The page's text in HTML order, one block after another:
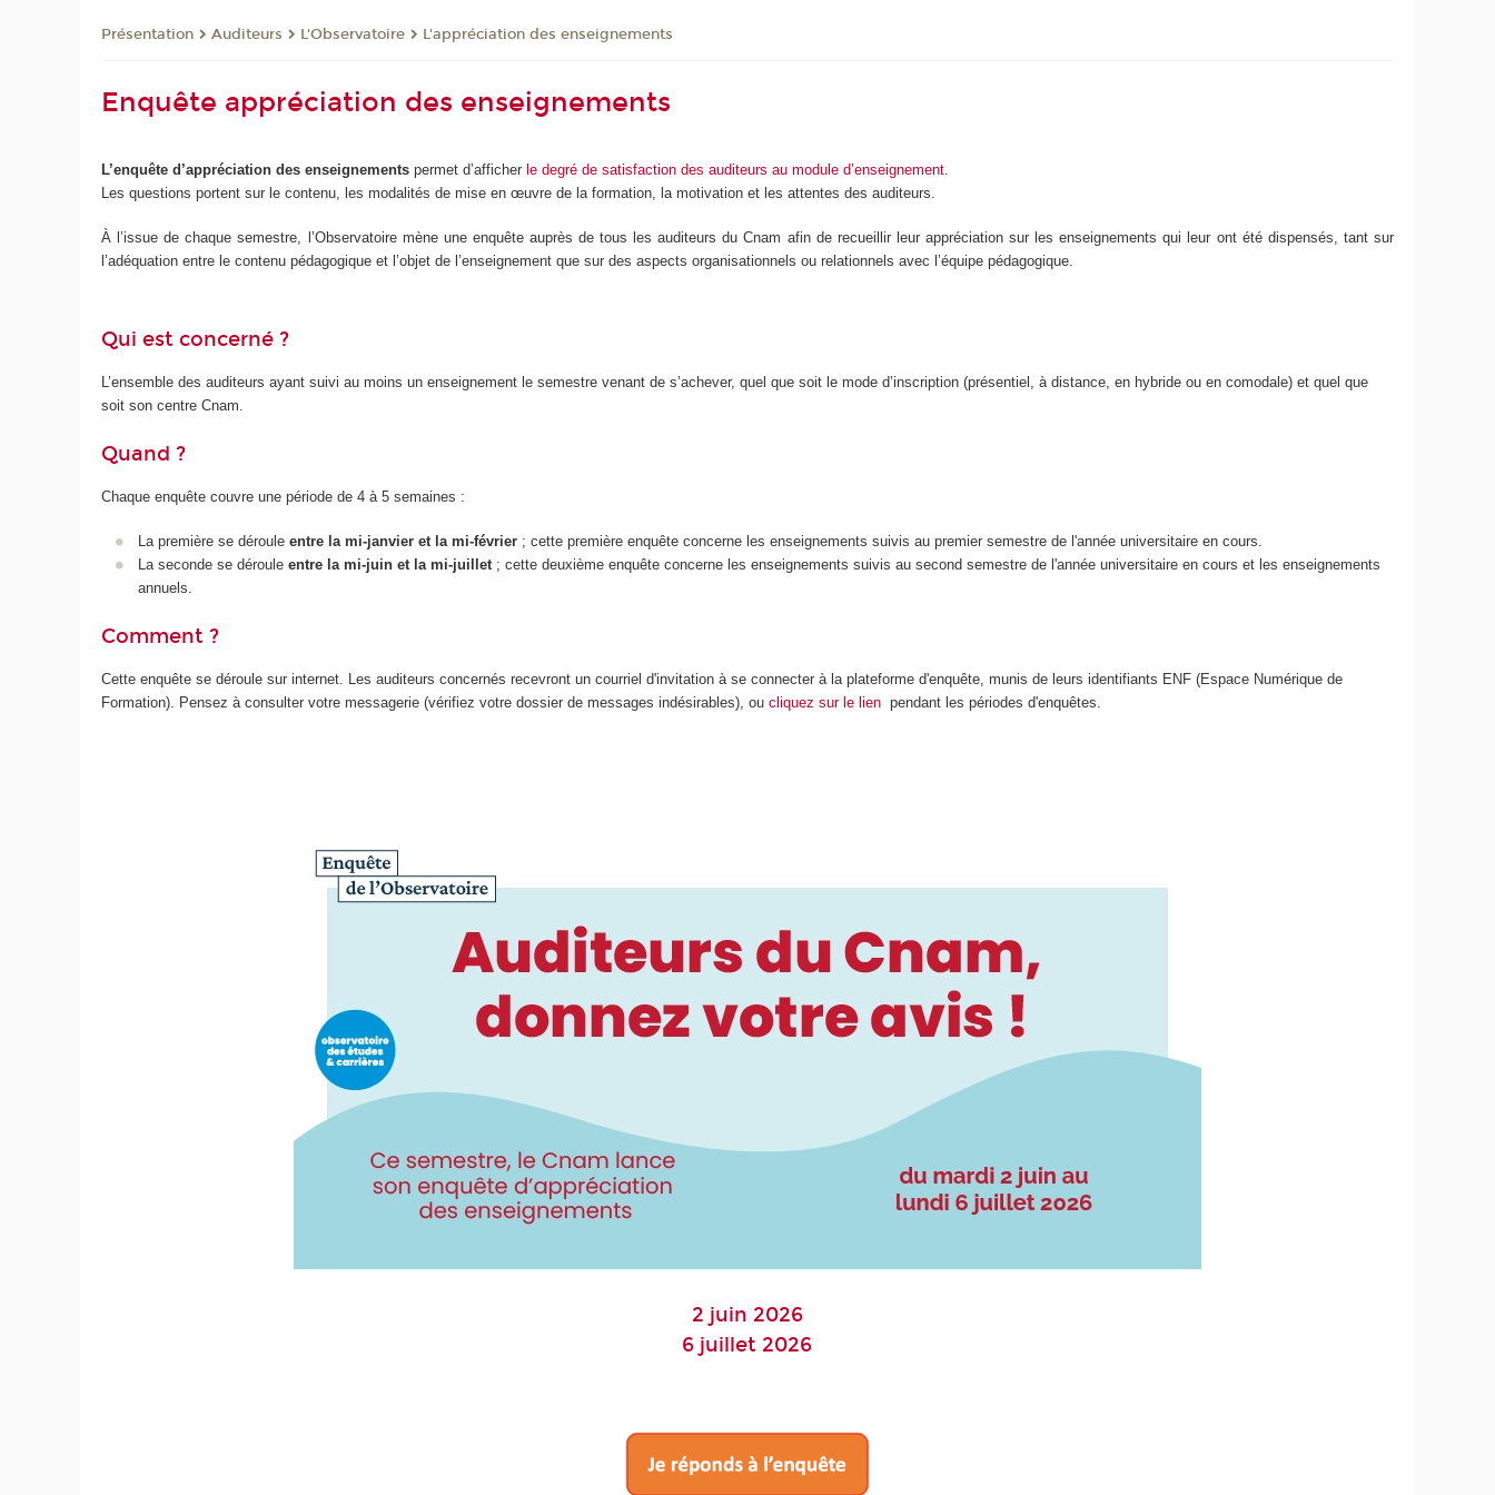
Présentation Auditeurs L'Observatoire L'appréciation des enseignements
Enquête appréciation des enseignements
L’enquête d’appréciation des enseignements permet d’afficherle degré de satisfaction des auditeurs au module d’enseignement
Les questions portent sur le contenu, les modalités de mise en œuvre de la formation, la motivation et les attentes des auditeurs.
À l’issue de chaque semestre, l’Observatoire mène une enquête auprès de tous les auditeurs du Cnam afin de recueillir leur appréciation sur les enseignements qui leur ont été dispensés, tant sur
l’adéquation entre le contenu pédagogique et l’objet de l’enseignement que sur des aspects organisationnels ou relationnels avec l’équipe pédagogique.
Qui est concerné ?
L’ensemble des auditeurs ayant suivi au moins un enseignement le semestre venant de s’achever, quel que soit le mode d’inscription (présentiel, à distance, en hybride ou en comodale) et quel que
soit son centre Cnam.
Quand ?
Chaque enquête couvre une période de 4 à 5 semaines :
La première se déroule entre la mi-janvier et la mi-février; cette première enquête concerne les enseignements suivis au premier semestre de l'année universitaire en cours.
La seconde se déroule entre la mi-juin et la mi-juillet ; cette deuxième enquête concerne les enseignements suivis au second semestre de l'année universitaire en cours et les enseignements
annuels.
Comment ?
Cette enquête se déroule sur internet. Les auditeurs concernés recevront un courriel d'invitation à se connecter à la plateforme d'enquête, munis de leurs identifiants ENF (Espace Numérique de
Formation). Pensez à consulter votre messagerie (vérifiez votre dossier de messages indésirables), oucliquez sur le lien pendant les périodes d'enquêtes.
2 juin 2026
6 juillet 2026